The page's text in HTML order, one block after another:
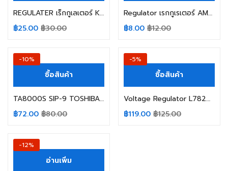
REGULATER เร็กกูเลเตอร์ KIA7815A
฿25.00 ฿30.00
Regulator เรกกูเรเตอร์ AMS1117-5.0V Voltage Regulator SOT-223 5 V
฿8.00 ฿12.00
-10%
ซื้อสินค้า
TA8000S SIP-9 TOSHIBA 5V
฿72.00 ฿80.00
-5%
ซื้อสินค้า
Voltage Regulator L7824CT ST TO-3 1.5A 24V
฿119.00 ฿125.00
-12%
อ่านเพิ่ม